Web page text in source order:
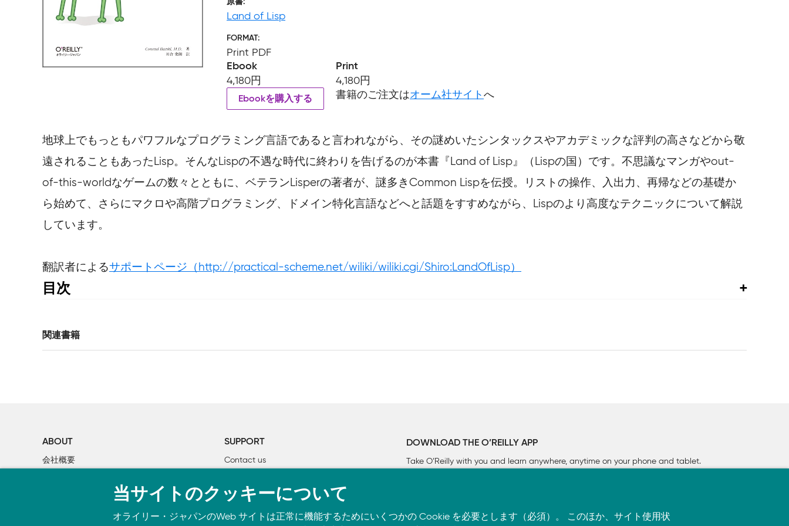
Land of Lisp
FORMAT
Print PDF
Ebook
4,180円
Ebookを購入する
Print
4,180円
書籍のご注文はオーム社サイトへ
地球上でもっともパワフルなプログラミング言語であると言われながら、その謎めいたシンタックスやアカデミックな評判の高さなどから敬
遠されることもあったLisp。そんなLispの不遇な時代に終わりを告げるのが本書『Land of Lisp』（Lispの国）です。不思議なマンガやout-
of-this-worldなゲームの数々とともに、ベテランLisperの著者が、謎多きCommon Lispを伝授。リストの操作、入出力、再帰などの基礎か
ら始めて、さらにマクロや高階プログラミング、ドメイン特化言語などへと話題をすすめながら、Lispのより高度なテクニックについて解説
しています。
翻訳者によるサポートページ（http://practical-scheme.net/wiliki/wiliki.cgi/Shiro:LandOfLisp）
目次
Lispがクールで、そして奇妙なわけ
Lispがそんなにすごいなら、どうしてもっとたくさん使われないのか
1章 さあLispを始めてみよう
    1.1 Lispの方言
        二つのLispの物語
        新しいLispたち
        スクリプティングに使われるLisp方言
        ANSI Common Lisp
関連書籍
ABOUT
会社概要
SUPPORT
Contact us
書籍注文
DOWNLOAD THE O’REILLY APP
Take O’Reilly with you and learn anywhere, anytime on your phone and tablet.
当サイトのクッキーについて
オライリー・ジャパンのWeb サイトは正常に機能するためにいくつかの Cookie を必要とします（必須）。 このほか、サイト使用状